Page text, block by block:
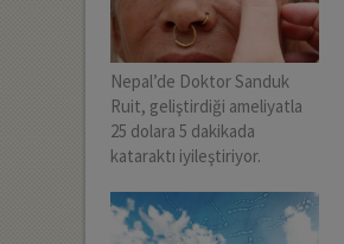
Nepal’de Doktor Sanduk
Ruit, geliştirdiği ameliyatla
25 dolara 5 dakikada
kataraktı iyileştiriyor.